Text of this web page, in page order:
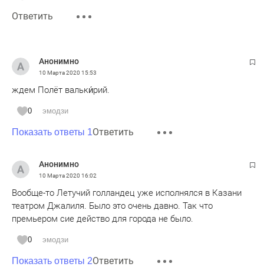
Ответить
Анонимно
10 Марта 2020 15:53
ждем Полёт вальки́рий.
0 эмодзи
Показать ответы 1Ответить
Анонимно
10 Марта 2020 16:02
Вообще-то Летучий голландец уже исполнялся в Казани
театром Джалиля. Было это очень давно. Так что
премьером сие действо для города не было.
0 эмодзи
Показать ответы 2Ответить